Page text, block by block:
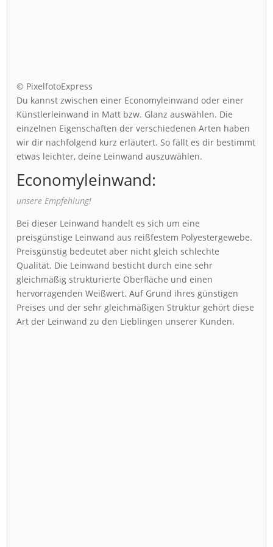
© PixelfotoExpress
Du kannst zwischen einer Economyleinwand oder einer
Künstlerleinwand in Matt bzw. Glanz auswählen. Die
einzelnen Eigenschaften der verschiedenen Arten haben
wir dir nachfolgend kurz erläutert. So fällt es dir bestimmt
etwas leichter, deine Leinwand auszuwählen.
Economyleinwand:
unsere Empfehlung!
Bei dieser Leinwand handelt es sich um eine
preisgünstige Leinwand aus reißfestem Polyestergewebe.
Preisgünstig bedeutet aber nicht gleich schlechte
Qualität. Die Leinwand besticht durch eine sehr
gleichmäßig strukturierte Oberfläche und einen
hervorragenden Weißwert. Auf Grund ihres günstigen
Preises und der sehr gleichmäßigen Struktur gehört diese
Art der Leinwand zu den Lieblingen unserer Kunden.